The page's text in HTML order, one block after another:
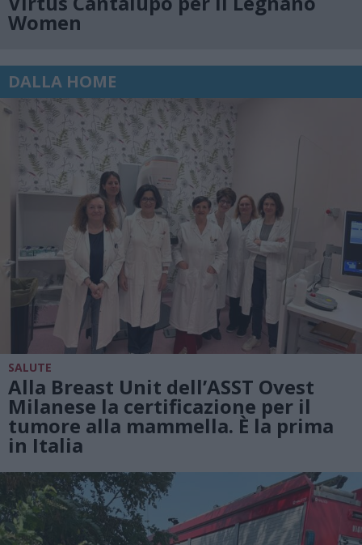
Women
DALLA HOME
SALUTE
Alla Breast Unit dell’ASST Ovest
Milanese la certificazione per il
tumore alla mammella. È la prima
in Italia